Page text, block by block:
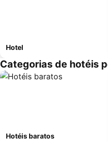
Hotel
Categorias de hotéis
Hotéis baratos